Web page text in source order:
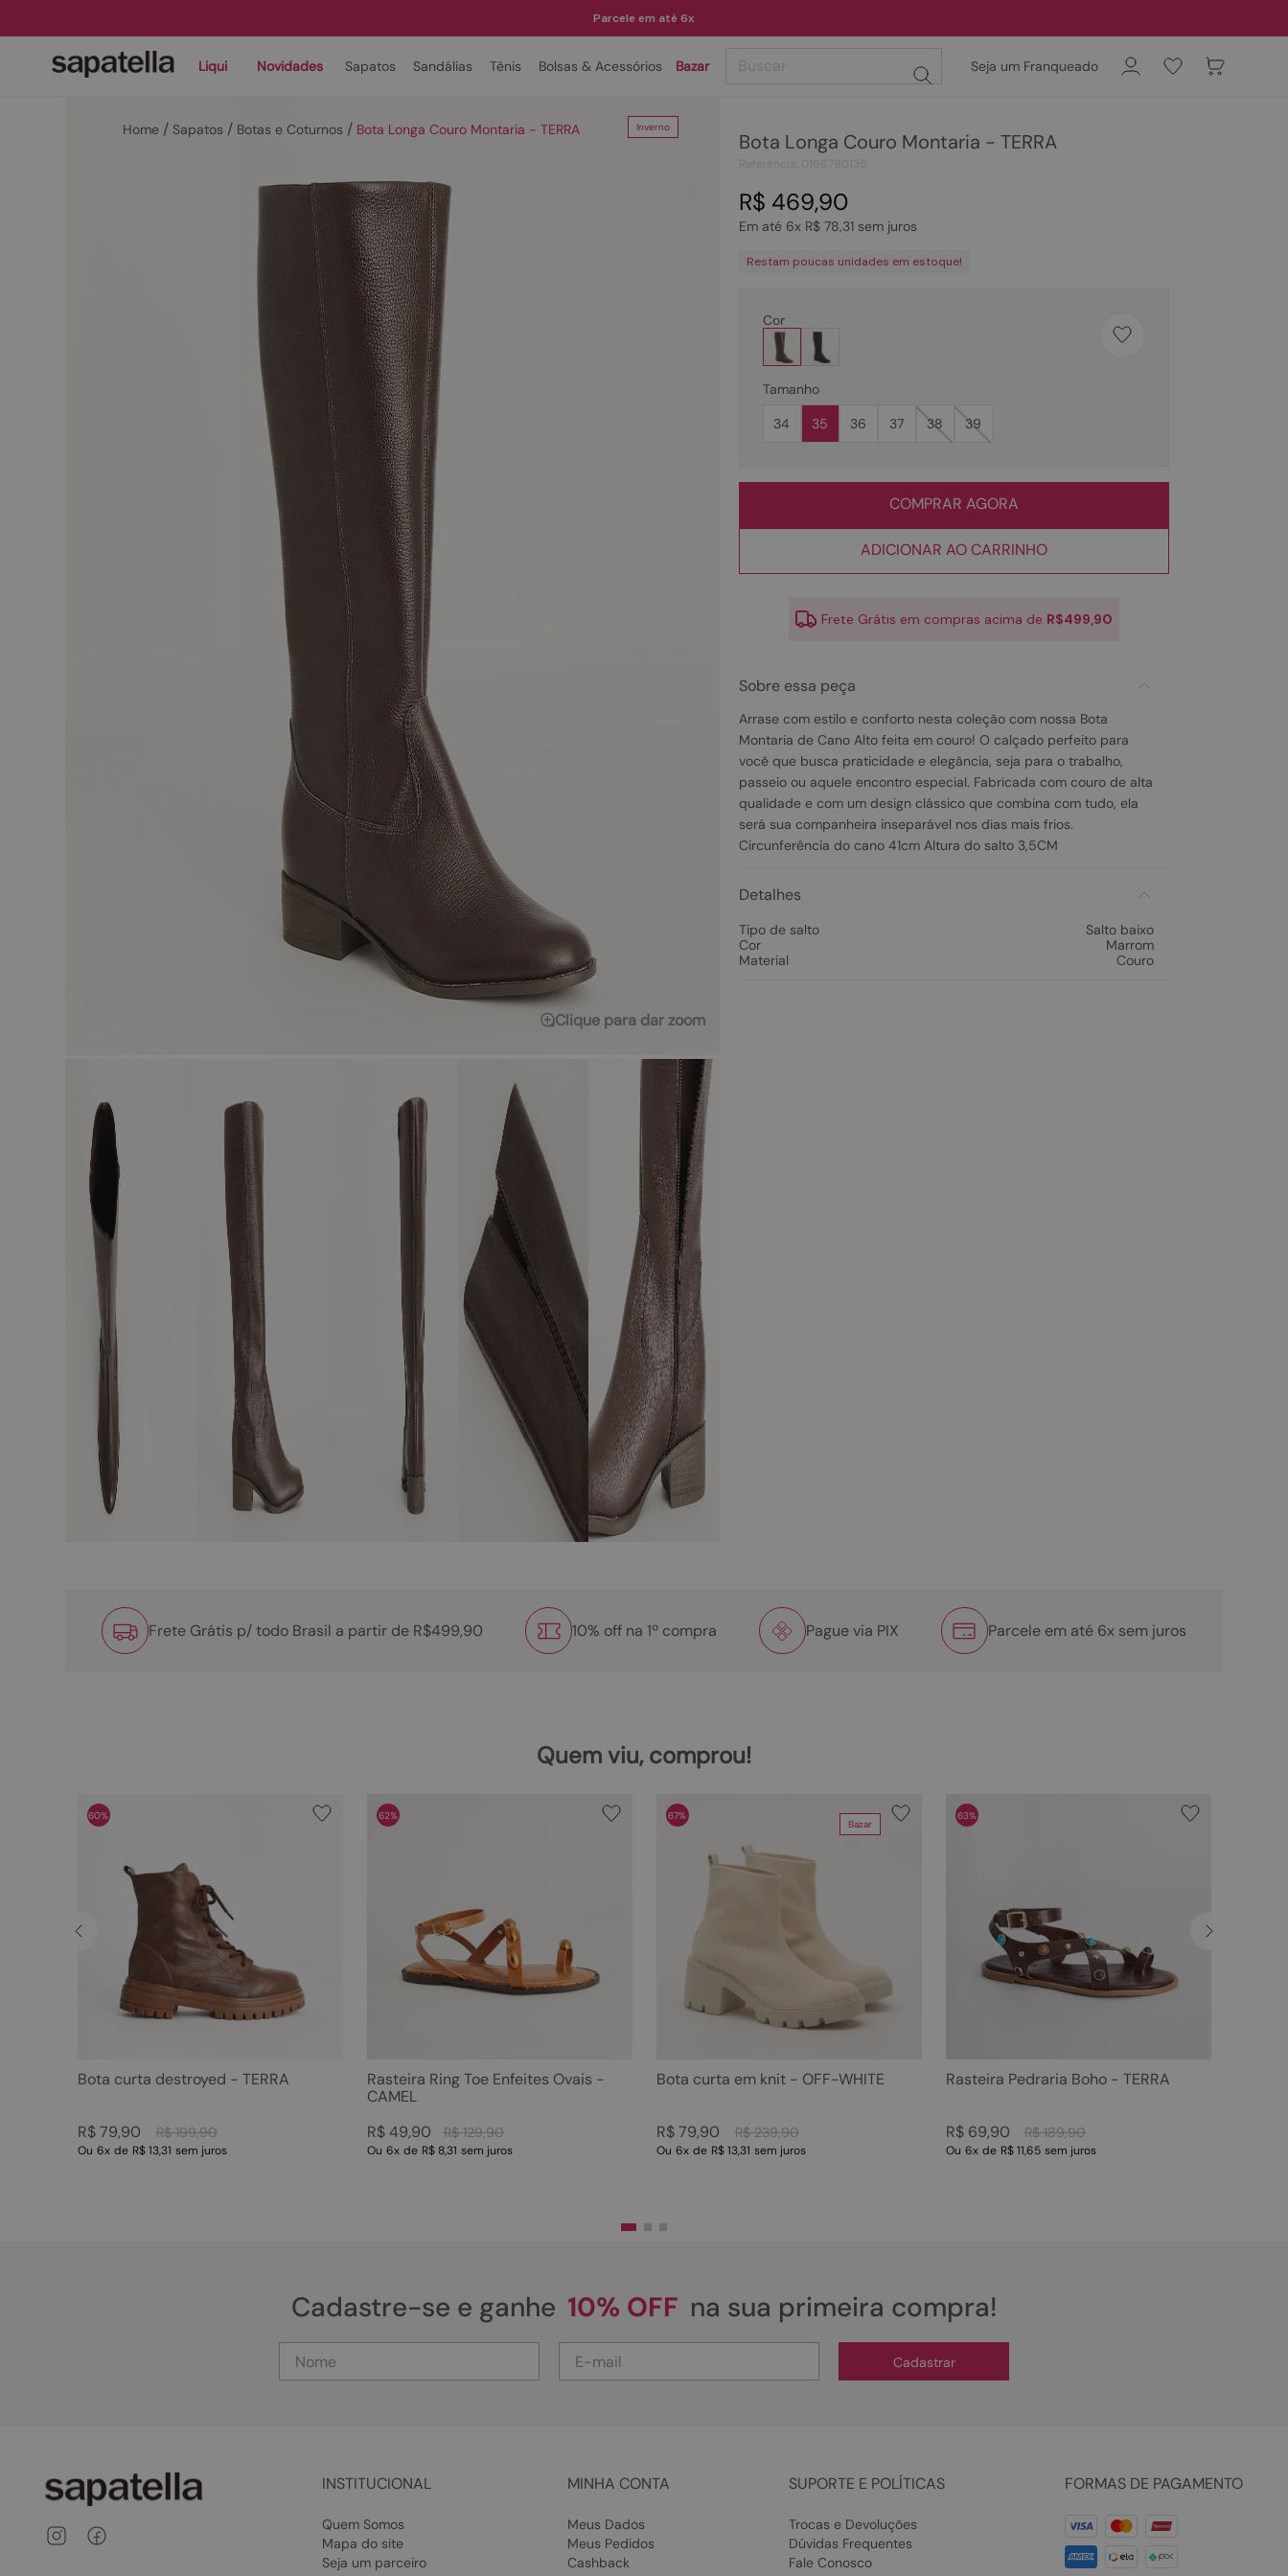
Parcele em até 6x
Liqui Novidades Sapatos Sandálias Tênis Bolsas & Acessórios Bazar Seja um Franqueado
Sapatos Botas e Coturnos Bota Longa Couro Montaria - TERRA Inverno
Clique para dar zoom
Bota Longa Couro Montaria - TERRA
R$ 469,90
Em até 6x R$ 78,31sem juros
Restam poucas unidades em estoque!
Cor
Tamanho
38
39
35 36
34 37
COMPRAR AGORA
ADICIONAR AO CARRINHO
Frete Grátis em compras acima de R$499,90
Sobre essa peça
Arrase com estilo e conforto nesta coleção com nossa Bota
Montaria de Cano Alto feita em couro! O calçado perfeito para
você que busca praticidade e elegância, seja para o trabalho,
passeio ou aquele encontro especial. Fabricada com couro de alta
qualidade e com um design clássico que combina com tudo, ela
será sua companheira inseparável nos dias mais frios.
Circunferência do cano 41cm Altura do salto 3,5CM
Detalhes
Tipo de salto
Salto baixo
Cor
Marrom
Material
Couro
Frete Grátis p/ todo Brasil a partir de R$499,90 10% off na 1º compra Pague via PIX Parcele em até 6x sem juros
Quem viu, comprou!
60%
Bota curta destroyed - TERRA
R$ 199,90
R$ 79,90
Ou 6x de R$ 13,31 sem juros
62%
Rasteira Ring Toe Enfeites Ovais -
CAMEL
R$ 129,90
R$ 49,90
Ou 6x de R$ 8,31 sem juros
Bazar
67%
Bota curta em knit - OFF-WHITE
R$ 239,90
R$ 79,90
Ou 6x de R$ 13,31 sem juros
63%
Rasteira Pedraria Boho - TERRA
R$ 189,90
R$ 69,90
Ou 6x de R$ 11,65 sem juros
Cadastre-se e ganhe 10% OFF na sua primeira compra!
Cadastrar
INSTITUCIONAL
Quem Somos
Mapa do site
Seja um parceiro
MINHA CONTA
Meus Dados
Meus Pedidos
Cashback
SUPORTE E POLÍTICAS
Trocas e Devoluções
Dúvidas Frequentes
Fale Conosco
FORMAS DE PAGAMENTO
TERMOS MAIS BUSCADOS